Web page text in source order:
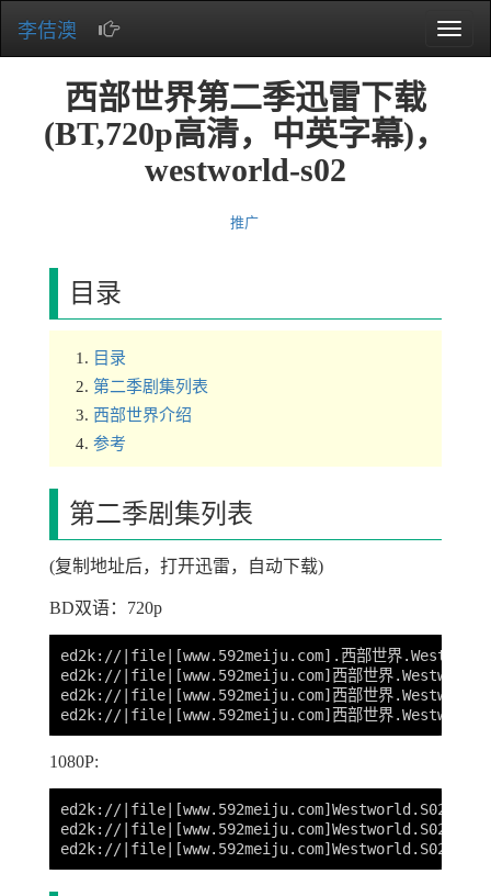
Toggle
李佶澳
西部世界第二季迅雷下载
(BT,720p高清，中英字幕)，
westworld-s02
推广
目录
目录
第二季剧集列表
西部世界介绍
参考
第二季剧集列表
(复制地址后，打开迅雷，自动下载)
BD双语：720p
ed2k://|file|[www.592meiju.com].西部世界
ed2k://|file|[www.592meiju.com]西部世界
ed2k://|file|[www.592meiju.com]西部世界
1080P:
ed2k://
ed2k://